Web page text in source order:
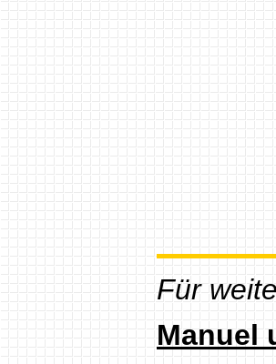
Für
Manuel